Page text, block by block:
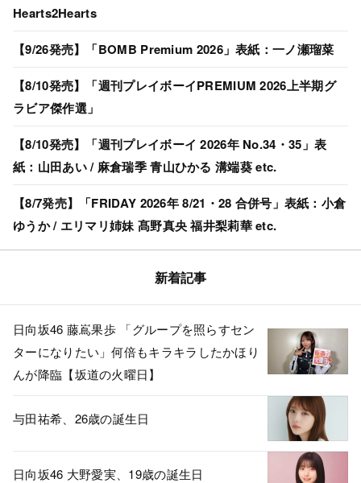
Hearts2Hearts
【9/26発売】「BOMB Premium 2026」表紙：一ノ瀬瑠菜
【8/10発売】「週刊プレイボーイPREMIUM 2026上半期グ
ラビア傑作選」
【8/10発売】「週刊プレイボーイ 2026年 No.34・35」表
紙：山田あい / 麻倉瑞季 青山ひかる 溝端葵 etc.
【8/7発売】「FRIDAY 2026年 8/21・28 合併号」表紙：小倉
ゆうか / エリマリ姉妹 髙野真央 福井梨莉華 etc.
新着記事
日向坂46 藤嶌果歩 「グループを照らすセン
ターになりたい」何倍もキラキラしたかほり
んが降臨【坂道の火曜日】
与田祐希、26歳の誕生日
日向坂46 大野愛実、19歳の誕生日